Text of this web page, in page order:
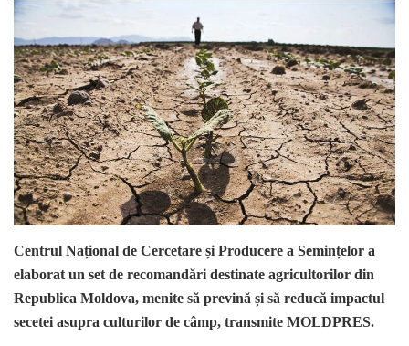
Centrul Național de Cercetare și Producere a Semințelor a
elaborat un set de recomandări destinate agricultorilor din
Republica Moldova, menite să prevină și să reducă impactul
secetei asupra culturilor de câmp, transmite MOLDPRES.